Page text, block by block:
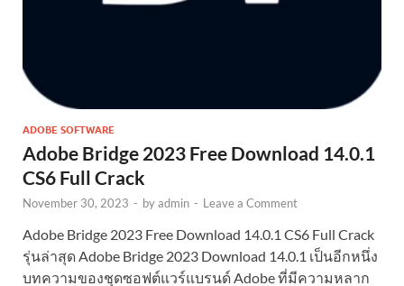
ADOBE SOFTWARE
Adobe Bridge 2023 Free Download 14.0.1
CS6 Full Crack
November 30, 2023 - byadmin - Leave a Comment
Adobe Bridge 2023 Free Download 14.0.1 CS6 Full Crack
รุ่นล่าสุด Adobe Bridge 2023 Download 14.0.1 เป็นอีกหนึ่ง
บทความของชุดซอฟต์แวร์แบรนด์ Adobe ที่มีความหลาก